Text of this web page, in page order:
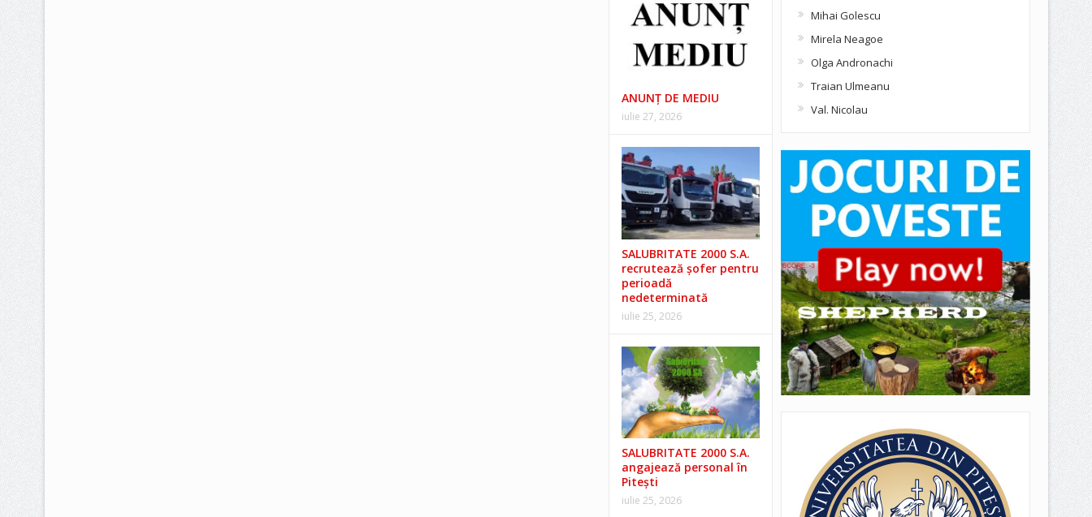
ANUNŢ DE MEDIU
iulie 27, 2026
SALUBRITATE 2000 S.A.
recrutează șofer pentru
perioadă
nedeterminată
iulie 25, 2026
SALUBRITATE 2000 S.A.
angajează personal în
Pitești
iulie 25, 2026
Mihai Golescu
Mirela Neagoe
Olga Andronachi
Traian Ulmeanu
Val. Nicolau